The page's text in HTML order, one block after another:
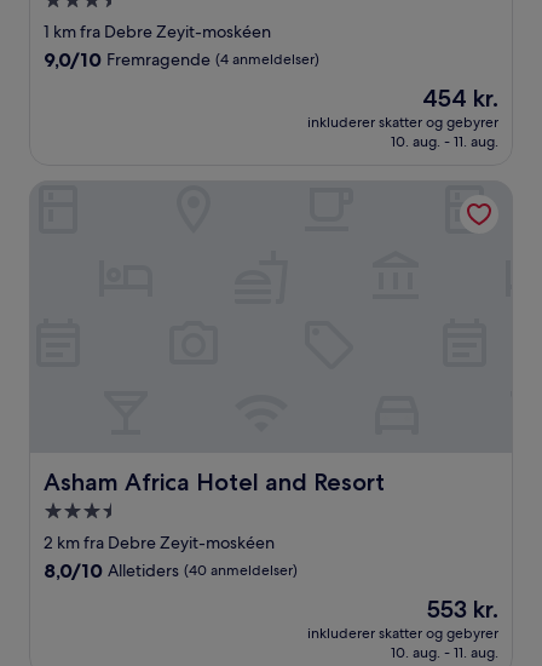
stjernet
overnatningssted
1 km fra Debre Zeyit-moskéen
9.0
anmeldelser)
9,0/10 Fremragende (4 anmeldelser)
Prisen
er
454 kr.
454 kr.
inkluderer skatter og gebyrer
10. aug. - 11. aug.
Asham Africa Hotel and Resort
Asham Africa Hotel and Resort
3.5-
stjernet
overnatningssted
2 km fra Debre Zeyit-moskéen
8.0
8,0/10 Alletiders (40 anmeldelser)
Prisen
er
553 kr.
553 kr.
inkluderer skatter og gebyrer
10. aug. - 11. aug.